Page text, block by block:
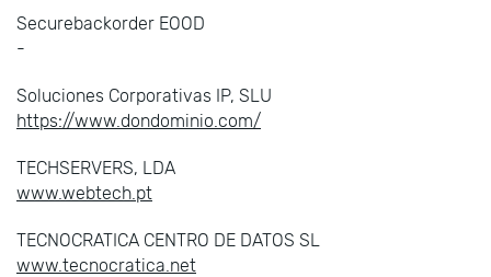
Securebackorder EOOD
-
Soluciones Corporativas IP, SLU
https://www.dondominio.com/
TECHSERVERS, LDA
www.webtech.pt
TECNOCRATICA CENTRO DE DATOS SL
www.tecnocratica.net